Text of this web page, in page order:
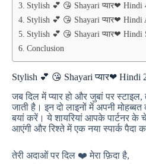
Stylish 💕 😘 Shayari प्यार❤ Hindi
Stylish 💕 😘 Shayari प्यार❤ Hindi
Stylish 💕 😘 Shayari प्यार❤ Hindi
Conclusion
Stylish 💕 😘 Shayari प्यार❤ Hindi
जब दिल में प्यार हो और जुबां पर स्टाइल,
जाती है। इन दो लाइनों में अपनी
बयां करें। ये शायरियां आपके पार्टनर के
आएंगी और रिश्ते में एक नया स्पार्क पैदा
तेरी अदाओं पर दिल ❤️ मेरा फ़िदा है,